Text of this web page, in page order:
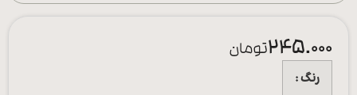
245.000تومان
رنگ